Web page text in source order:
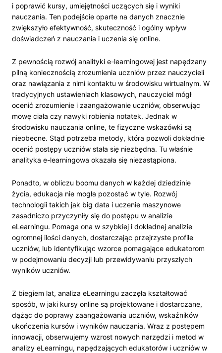
i poprawić kursy, umiejętności uczących się i wyniki
nauczania. Ten podejście oparte na danych znacznie
zwiększyło efektywność, skuteczność i ogólny wpływ
doświadczeń z nauczania i uczenia się online.
Z pewnością rozwój analityki e-learningowej jest napędzany
pilną koniecznością zrozumienia uczniów przez nauczycieli
oraz nawiązania z nimi kontaktu w środowisku wirtualnym. W
tradycyjnych ustawieniach klasowych, nauczyciel mógł
ocenić zrozumienie i zaangażowanie uczniów, obserwując
mowę ciała czy nawyki robienia notatek. Jednak w
środowisku nauczania online, te fizyczne wskazówki są
nieobecne. Stąd potrzeba metody, która pozwoli dokładnie
ocenić postępy uczniów stała się niezbędna. Tu właśnie
analityka e-learningowa okazała się niezastąpiona.
Ponadto, w obliczu boomu danych w każdej dziedzinie
życia, edukacja nie mogła pozostać w tyle. Rozwój
technologii takich jak big data i uczenie maszynowe
zasadniczo przyczyniły się do postępu w analizie
eLearningu. Pomaga ona w szybkiej i dokładnej analizie
ogromnej ilości danych, dostarczając przejrzyste profile
uczniów, lub identyfikując wzorce pomagające edukatorom
w podejmowaniu decyzji lub przewidywaniu przyszłych
wyników uczniów.
Z biegiem lat, analiza eLearningu zaczęła kształtować
sposób, w jaki kursy online są projektowane i dostarczane,
dążąc do poprawy zaangażowania uczniów, wskaźników
ukończenia kursów i wyników nauczania. Wraz z postępem
innowacji, obserwujemy wzrost nowych narzędzi i metod w
analizy eLearningu, napędzających edukatorów i uczniów w